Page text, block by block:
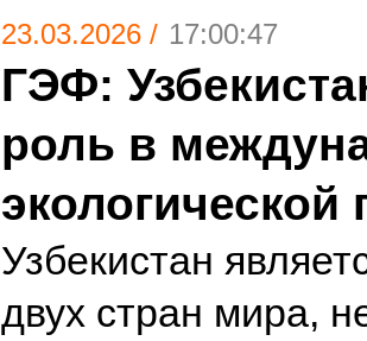
23.03.2026 / 17:00:47
ГЭФ:
роль в
экологической
Узбекистан
двух стран мира,